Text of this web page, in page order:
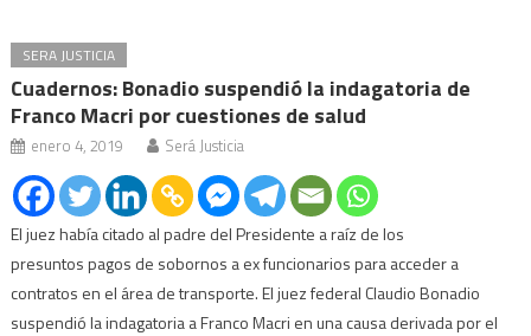
SERA JUSTICIA
Cuadernos: Bonadio suspendió la indagatoria de
Franco Macri por cuestiones de salud
enero 4, 2019 Será Justicia
El juez había citado al padre del Presidente a raíz de los
presuntos pagos de sobornos a ex funcionarios para acceder a
contratos en el área de transporte. El juez federal Claudio Bonadio
suspendió la indagatoria a Franco Macri en una causa derivada por el